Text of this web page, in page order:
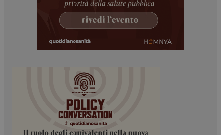
ARRAffinity
Microsoft Corporation
.www.dailyhealthindustry.it